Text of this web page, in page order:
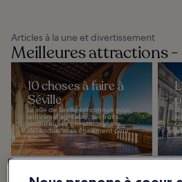
Articles à la une et divertissement
Meilleures attractions -
10 choses à faire à
Séville
La ville de Séville est connue pour
son climat agréable, ses fruits
savoureux et son atmosphère
détendue, mais également pour
son...